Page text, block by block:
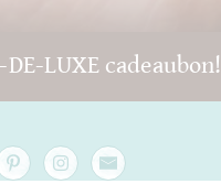
DE-LUXE cadeaubon!